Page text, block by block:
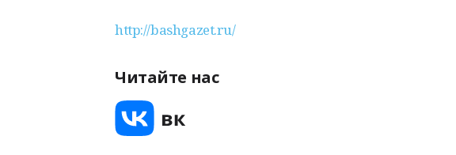
http://bashgazet.ru/
Читайте нас